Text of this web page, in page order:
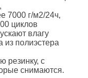
7000 г/м2/24ч,
циклов
влагу
из полиэстера
резинку, с
снимаются.